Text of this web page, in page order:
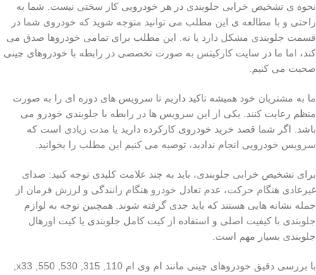
نحوه ی تشخیص خرابی جلوبندی در هر خودرویی کار سختی نیست. شما به
راحتی و با مطالعه ی این مطلب می توانید متوجه شوید که خودروی شما در
قسمت جلوبندی مشکل دارد یا نه. این مطلب برای تمامی خودروها صدق می
کند، اما ما در سایت کارکیتس به صورت تخصصی در رابطه با خودروهای چینی
صحبت می کنیم.
ما به مشتریان خود همیشه تاکید داریم تا سرویس های دوره ای را به صورت
منظم رعایت کنند. یکی از این سرویس ها در رابطه با جلوبندی خودرو می
باشد. اگر شما قصد خرید خودروی کارکرده دارید یا مدت زیادی است که
سرویس خودرویی انجام ندادید، توصیه می کنیم این مطلب را بخوانید.
برای تشخیص خرابی جلوبندی، باید به چند علامت کلیدی توجه کنید: صدای
غیرعادی هنگام حرکت، عدم تعادل خودرو هنگام رانندگی و لرزش فرمان از
جمله نشانه هایی هستند که باید جدی گرفته شوند. همچنین توجه به لوازم
جلوبندی با کیفیت اصلی و استفاده از کیت کامل جلوبندی یا کیت اورهال
جلوبندی بسیار مهم است.
با بررسی دقیق خودروهای چینی مانند ام وی ام 110, 315, 530, 550, x33,